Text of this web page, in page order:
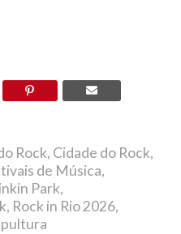
Rock, Cidade do Rock,
de Música,
Park,
, Rock in Rio 2026,